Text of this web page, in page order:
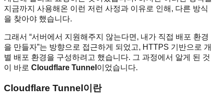
지금까지 사용해온 이런 저런 사정과 이유로 인해, 다른 방식
을 찾아야 했습니다.
그래서 “서버에서 지원해주지 않는다면, 내가 직접 배포 환경
을 만들자”는 방향으로 접근하게 되었고, HTTPS 기반으로 개
별 배포 환경을 구성하려고 했습니다. 그 과정에서 알게 된 것
이 바로 Cloudflare Tunnel 이었습니다.
Cloudflare Tunnel이란